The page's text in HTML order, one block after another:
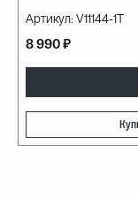
Артикул: V11144-1T
8 990 ₽